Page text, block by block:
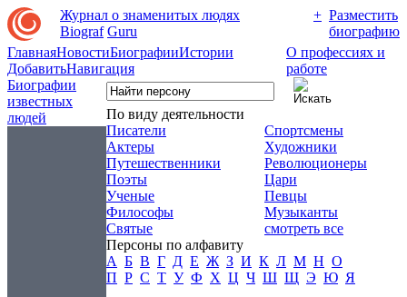
Журнал о знаменитых людях
Biograf Guru
+ Разместить
биографию
ГлавнаяНовостиБиографииИстории
ДобавитьНавигация
О профессиях и
работе
Биографии
известных
людей
По виду деятельности
Писатели
Актеры
Путешественники
Поэты
Ученые
Философы
Святые
Спортсмены
Художники
Революционеры
Цари
Певцы
Музыканты
смотреть все
Персоны по алфавиту
А Б В Г Д Е Ж З И К Л М Н О
П Р С Т У Ф Х Ц Ч Ш Щ Э Ю Я